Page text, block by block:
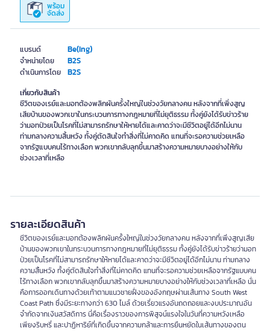
แบรนด์ Be(Ing)
จำหน่ายโดย B2S
ดำเนินการโดย B2S
พร้อม
จัดส่ง
เกี่ยวกับสินค้า
ชีวิตของเรย์และมอทต้องพลิกผันครั้งใหญ่ในช่วงวัยกลางคน หลังจากที่เพิ่งสูญ
เสียบ้านของพวกเขาในกระบวนการทางกฎหมายที่ไม่ยุติธรรม ทั้งคู่ยังได้รับข่าวร้าย
ว่ามอทป่วยเป็นโรคที่ไม่สามารถรักษาให้หายได้และคาดว่าจะมีชีวิตอยู่ได้อีกไม่นาน
ท่ามกลางความสิ้นหวัง ทั้งคู่ตัดสินใจทำสิ่งที่ไม่คาดคิด แทนที่จะรอความช่วยเหลือ
จากรัฐแบบคนไร้ทางเลือก พวกเขากลับลุกขึ้นมาสร้างความหมายบางอย่างให้กับ
ช่วงเวลาที่เหลือ
รายละเอียดสินค้า
ชีวิตของเรย์และมอทต้องพลิกผันครั้งใหญ่ในช่วงวัยกลางคน หลังจากที่เพิ่งสูญเสีย
บ้านของพวกเขาในกระบวนการทางกฎหมายที่ไม่ยุติธรรม ทั้งคู่ยังได้รับข่าวร้ายว่ามอท
ป่วยเป็นโรคที่ไม่สามารถรักษาให้หายได้และคาดว่าจะมีชีวิตอยู่ได้อีกไม่นาน ท่ามกลาง
ความสิ้นหวัง ทั้งคู่ตัดสินใจทำสิ่งที่ไม่คาดคิด แทนที่จะรอความช่วยเหลือจากรัฐแบบคน
ไร้ทางเลือก พวกเขากลับลุกขึ้นมาสร้างความหมายบางอย่างให้กับช่วงเวลาที่เหลือ นั่น
คือการออกเดินทางด้วยเท้าตามแนวชายฝั่งของอังกฤษผ่านเส้นทาง South West
Coast Path ซึ่งมีระยะทางกว่า 630 ไมล์ ด้วยเรี่ยวแรงอันถดถอยและงบประมาณอัน
จำกัดจากเงินสวัสดิการ นี่คือเรื่องราวของการพิสูจน์แรงใจในวันที่ความหวังเหลือ
เพียงริบหรี่ และปาฏิหาริย์ที่เกิดขึ้นจากความกล้าและการยืนหยัดในเส้นทางของตน